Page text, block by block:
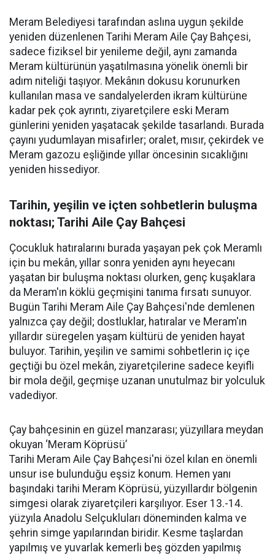
Meram Belediyesi tarafından aslına uygun şekilde
yeniden düzenlenen Tarihi Meram Aile Çay Bahçesi,
sadece fiziksel bir yenileme değil, aynı zamanda
Meram kültürünün yaşatılmasına yönelik önemli bir
adım niteliği taşıyor. Mekânın dokusu korunurken
kullanılan masa ve sandalyelerden ikram kültürüne
kadar pek çok ayrıntı, ziyaretçilere eski Meram
günlerini yeniden yaşatacak şekilde tasarlandı. Burada
çayını yudumlayan misafirler; oralet, mısır, çekirdek ve
Meram gazozu eşliğinde yıllar öncesinin sıcaklığını
yeniden hissediyor.
Tarihin, yeşilin ve içten sohbetlerin buluşma
noktası; Tarihi Aile Çay Bahçesi
Çocukluk hatıralarını burada yaşayan pek çok Meramlı
için bu mekân, yıllar sonra yeniden aynı heyecanı
yaşatan bir buluşma noktası olurken, genç kuşaklara
da Meram'ın köklü geçmişini tanıma fırsatı sunuyor.
Bugün Tarihi Meram Aile Çay Bahçesi'nde demlenen
yalnızca çay değil; dostluklar, hatıralar ve Meram'ın
yıllardır süregelen yaşam kültürü de yeniden hayat
buluyor. Tarihin, yeşilin ve samimi sohbetlerin iç içe
geçtiği bu özel mekân, ziyaretçilerine sadece keyifli
bir mola değil, geçmişe uzanan unutulmaz bir yolculuk
vadediyor.
Çay bahçesinin en güzel manzarası; yüzyıllara meydan
okuyan ‘Meram Köprüsü’
Tarihi Meram Aile Çay Bahçesi'ni özel kılan en önemli
unsur ise bulunduğu eşsiz konum. Hemen yanı
başındaki tarihi Meram Köprüsü, yüzyıllardır bölgenin
simgesi olarak ziyaretçileri karşılıyor. Eser 13.-14.
yüzyıla Anadolu Selçukluları döneminden kalma ve
şehrin simge yapılarından biridir. Kesme taşlardan
yapılmış ve yuvarlak kemerli beş gözden yapılmış